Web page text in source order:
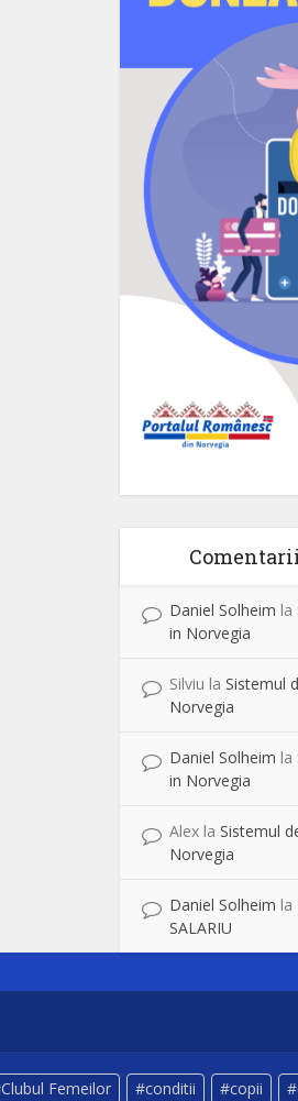
Daniel Solheim la
in Norvegia
Silviu la Sistemul
Norvegia
Daniel Solheim la
in Norvegia
Alex la Sistemul
Norvegia
Daniel Solheim la
SALARIU
Clubul Femeilor conditii copii